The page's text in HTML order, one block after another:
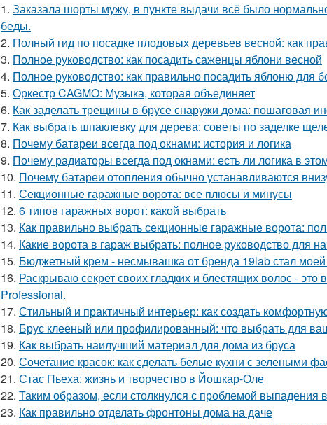
1. Заказала шорты мужу, в пункте выдачи всё было
беды.
2. Полный гид по посадке плодовых деревьев весной: как
3. Полное руководство: как посадить саженцы яблони весной
4. Полное руководство: как правильно посадить яблоню для
5. Оркестр CAGMO: Музыка, которая объединяет
6. Как заделать трещины в брусе снаружи дома: пошаговая
7. Как выбрать шпаклевку для дерева: советы по заделке
8. Почему батареи всегда под окнами: история и логика
9. Почему радиаторы всегда под окнами: есть ли логика в
10. Почему батареи отопления обычно устанавливаются
11. Секционные гаражные ворота: все плюсы и минусы
12. 6 типов гаражных ворот: какой выбрать
13. Как правильно выбрать секционные гаражные ворота:
14. Какие ворота в гараж выбрать: полное руководство для
15. Бюджетный крем - несмывашка от бренда 19lab стал моей
16. Раскрываю секрет своих гладких и блестящих волос -
Professional.
17. Стильный и практичный интерьер: как создать
18. Брус клееный или профилированный: что выбрать для
19. Как выбрать наилучший материал для дома из бруса
20. Сочетание красок: как сделать белые кухни с зелеными
21. Стас Пьеха: жизнь и творчество в Йошкар-Оле
22. Таким образом, если столкнулся с проблемой выпадения
23. Как правильно отделать фронтоны дома на даче